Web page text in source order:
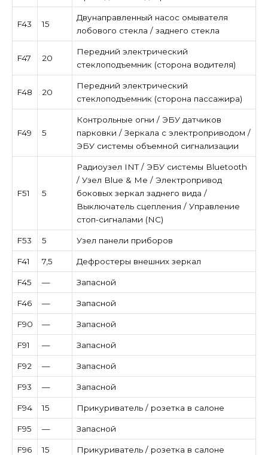
F43 15
Двунаправленный насос омывателя
лобового стекла / заднего стекла
F47 20
Передний электрический
стеклоподъемник (сторона водителя)
F48 20
Передний электрический
стеклоподъемник (сторона пассажира)
F49 5
Контрольные огни / ЭБУ датчиков
парковки / Зеркала с электроприводом /
ЭБУ системы объемной сигнализации
F51 5
Радиоузел INT / ЭБУ системы Bluetooth
/ Узел Blue & Me / Электропривод
боковых зеркал заднего вида /
Выключатель сцепления / Управление
стоп-сигналами (NC)
F53 5 Узел панели приборов
F41 7,5 Дефростеры внешних зеркал
F45 — Запасной
F46 — Запасной
F90 — Запасной
F91 — Запасной
F92 — Запасной
F93 — Запасной
F94 15 Прикуриватель / розетка в салоне
F95 — Запасной
F96 15 Прикуриватель / розетка в салоне